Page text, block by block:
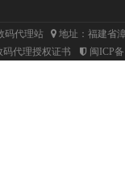
码代理站
地址：福建省
码代理授权证书 闽ICP